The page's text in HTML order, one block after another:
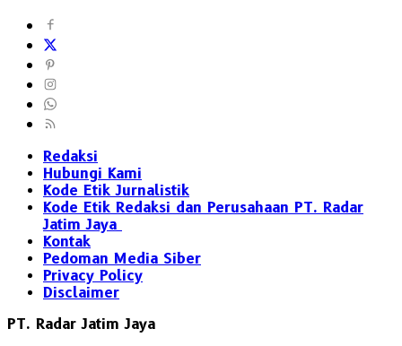
Redaksi
Hubungi Kami
Kode Etik Jurnalistik
Kode Etik Redaksi dan Perusahaan PT. Radar
Jatim Jaya
Kontak
Pedoman Media Siber
Privacy Policy
Disclaimer
PT. Radar Jatim Jaya